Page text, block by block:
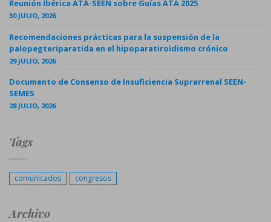
Reunión Ibérica ATA-SEEN sobre Guías ATA 2025
30 JULIO, 2026
Recomendaciones prácticas para la suspensión de la
palopegteriparatida en el hipoparatiroidismo crónico
29 JULIO, 2026
Documento de Consenso de Insuficiencia Suprarrenal SEEN-
SEMES
28 JULIO, 2026
Tags
comunicados congresos
Archivo